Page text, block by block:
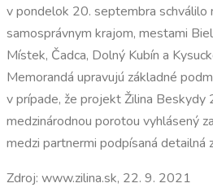
v pondelok 20. septembra schválilo
samosprávnym krajom, mestami
Místek, Čadca, Dolný Kubín a
Memorandá upravujú základné
v prípade, že projekt Žilina
medzinárodnou porotou vyhlásený
medzi partnermi podpísaná detailná
Zdroj: www.zilina.sk, 22. 9. 2021